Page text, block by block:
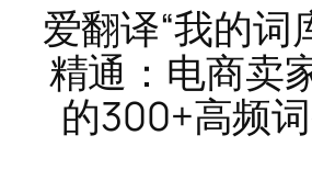
爱翻译“我的词
精通：电商卖
的300+高频